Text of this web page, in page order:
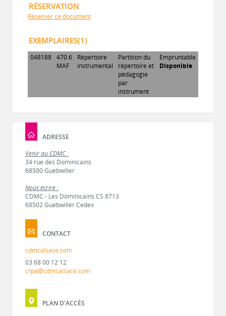
RÉSERVATION
Réserver ce document
EXEMPLAIRES(1)
048188 470.6
MAF
Répertoire
instrumental
Partition du
répertoire et
pédagogie
par
instrument
Empruntable
Disponible
ADRESSE
Venir au CDMC :
34 rue des Dominicains
68500 Guebwiller
Nous écrire :
CDMC - Les Dominicains CS 8713
68502 Guebwiller Cedex
CONTACT
cdmcalsace.com
03 68 00 12 12
crpa@cdmcalsace.com
PLAN D'ACCÈS